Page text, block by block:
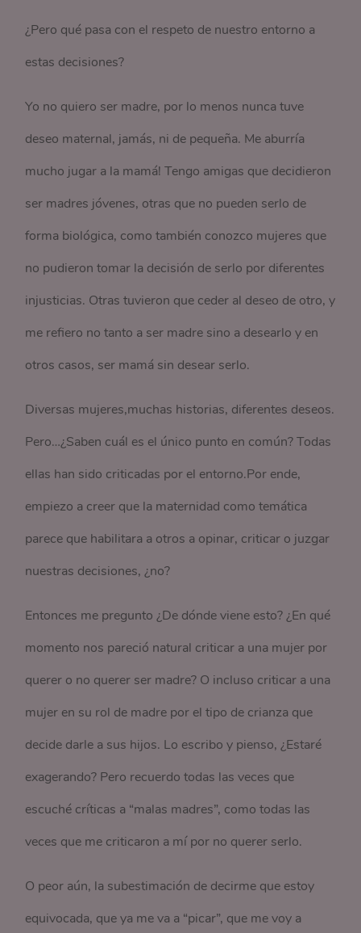
¿Pero qué pasa con el respeto de nuestro entorno a
estas decisiones?
Yo no quiero ser madre, por lo menos nunca tuve
deseo maternal, jamás, ni de pequeña. Me aburría
mucho jugar a la mamá! Tengo amigas que decidieron
ser madres jóvenes, otras que no pueden serlo de
forma biológica, como también conozco mujeres que
no pudieron tomar la decisión de serlo por diferentes
injusticias. Otras tuvieron que ceder al deseo de otro, y
me refiero no tanto a ser madre sino a desearlo y en
otros casos, ser mamá sin desear serlo.
Diversas mujeres,muchas historias, diferentes deseos.
Pero…¿Saben cuál es el único punto en común? Todas
ellas han sido criticadas por el entorno.Por ende,
empiezo a creer que la maternidad como temática
parece que habilitara a otros a opinar, criticar o juzgar
nuestras decisiones, ¿no?
Entonces me pregunto ¿De dónde viene esto? ¿En qué
momento nos pareció natural criticar a una mujer por
querer o no querer ser madre? O incluso criticar a una
mujer en su rol de madre por el tipo de crianza que
decide darle a sus hijos. Lo escribo y pienso, ¿Estaré
exagerando? Pero recuerdo todas las veces que
escuché críticas a “malas madres”, como todas las
veces que me criticaron a mí por no querer serlo.
O peor aún, la subestimación de decirme que estoy
equivocada, que ya me va a “picar”, que me voy a